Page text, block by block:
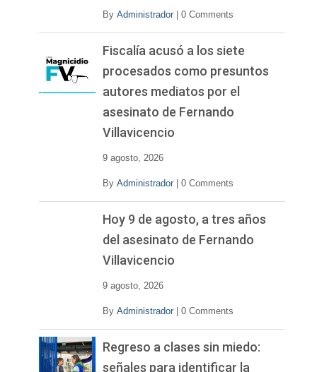
By Administrador 0 Comments
Fiscalía acusó a los siete
procesados como presuntos
autores mediatos por el
asesinato de Fernando
Villavicencio
9 agosto, 2026
By Administrador 0 Comments
Hoy 9 de agosto, a tres años
del asesinato de Fernando
Villavicencio
9 agosto, 2026
By Administrador 0 Comments
Regreso a clases sin miedo:
señales para identificar la